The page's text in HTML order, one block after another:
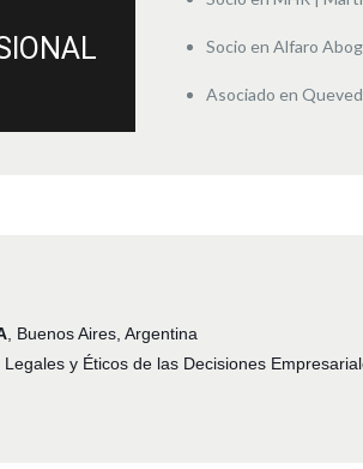
Socio en Alfaro
Asociado en
, Buenos Aires, Argentina
y Éticos de las Decisiones